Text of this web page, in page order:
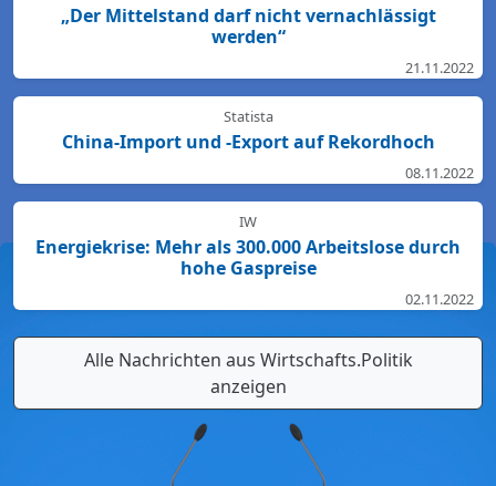
lassen keinen Zweifel: Das Schienennetz ist in der
nirgendwo sonst in Deutschland. Für den Start des
Deutschlandtick...
„Der Mittelstand darf nicht vernachlässigt
werden“
21.11.2022
Statista
China-Import und -Export auf Rekordhoch
08.11.2022
IW
Energiekrise: Mehr als 300.000 Arbeitslose durch
hohe Gaspreise
02.11.2022
Alle Nachrichten aus Wirtschafts.Politik
anzeigen